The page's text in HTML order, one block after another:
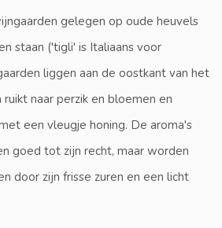
gelegen op oude heuvels
staan ('tigli' is Italiaans voor
liggen aan de oostkant van het
naar perzik en bloemen en
een vleugje honing. De aroma's
goed tot zijn recht, maar worden
door zijn frisse zuren en een licht